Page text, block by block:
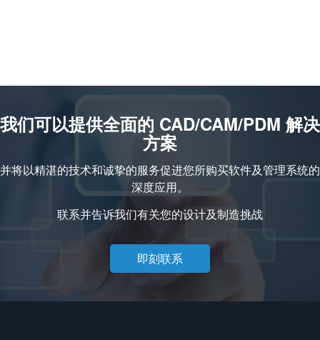
我们可以提供全面的 CAD/CAM/PDM 解决
方案
并将以精湛的技术和诚挚的服务促进您所购买软件及管理系统的
深度应用。
联系并告诉我们有关您的设计及制造挑战
即刻联系